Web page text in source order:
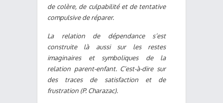
de colère, de culpabilité et de tentative
compulsive de réparer.
La relation de dépendance s’est
construite là aussi sur les restes
imaginaires et symboliques de la
relation parent-enfant. C’est-à-dire sur
des traces de satisfaction et de
frustration (P. Charazac).